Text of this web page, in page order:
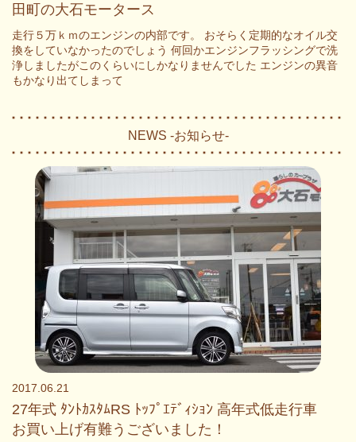
田町の大石モータース
走行５万ｋｍのエンジンの内部です。 おそらく定期的なオイル交
換をしていなかったのでしょう 何回かエンジンフラッシングで洗
浄しましたがこのくらいにしかなりませんでした エンジンの異音
もかなり出てしまって
NEWS -お知らせ-
2017.06.21
27年式 ﾀﾝﾄｶｽﾀﾑRS ﾄｯﾌﾟｴﾃﾞｨｼｮﾝ 高年式低走行車
お買い上げ有難うございました！